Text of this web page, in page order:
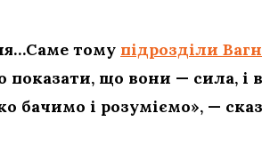
тому підрозділи
показати, що вони — сила,
бачимо і розуміємо», —